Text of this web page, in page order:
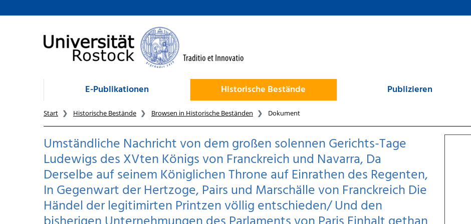
zum Inhalt
E-Publikationen Historische Bestände Publizieren
Start Historische Bestände Browsen in Historische Beständen Dokument
Umständliche Nachricht von dem großen solennen Gerichts-Tage
Ludewigs des XVten Königs von Franckreich und Navarra, Da
Derselbe auf seinem Königlichen Throne auf Einrathen des Regenten,
In Gegenwart der Hertzoge, Pairs und Marschälle von Franckreich Die
Händel der legitimirten Printzen völlig entschieden/ Und den